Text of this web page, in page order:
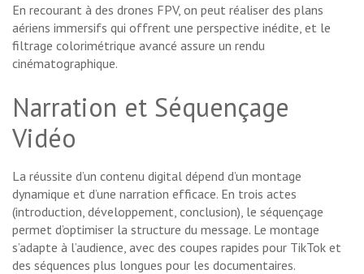
En recourant à des drones FPV, on peut réaliser des plans
aériens immersifs qui offrent une perspective inédite, et le
filtrage colorimétrique avancé assure un rendu
cinématographique.
Narration et Séquençage
Vidéo
La réussite d’un contenu digital dépend d’un montage
dynamique et d’une narration efficace. En trois actes
(introduction, développement, conclusion), le séquençage
permet d’optimiser la structure du message. Le montage
s’adapte à l’audience, avec des coupes rapides pour TikTok et
des séquences plus longues pour les documentaires.